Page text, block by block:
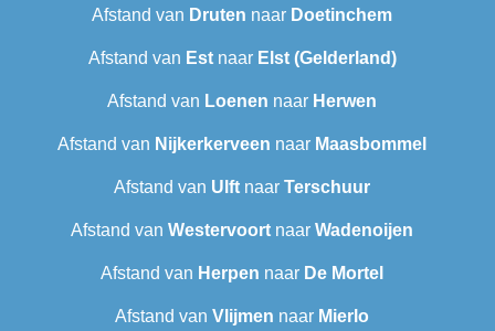
Afstand van Druten naar Doetinchem
Afstand van Estnaar Elst (Gelderland)
Afstand van Loenen naar Herwen
Afstand van Nijkerkerveen naar Maasbommel
Afstand van Ulft naar Terschuur
Afstand van Westervoort naar Wadenoijen
Afstand van Herpen naar De Mortel
Afstand van Vlijmen naar Mierlo